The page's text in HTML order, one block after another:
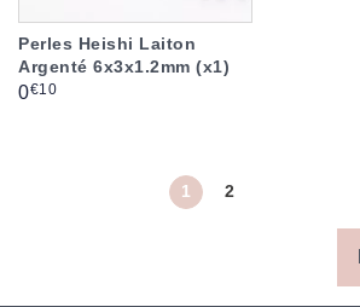
Perles Heishi Laiton
Argenté 6x3x1.2mm (x1)
Prix
0€10
1 2